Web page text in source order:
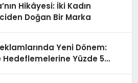
Hikâyesi: İki Kadın
Doğan Bir Marka
Yeni Dönem:
Hedeflemelerine Yüzde 5